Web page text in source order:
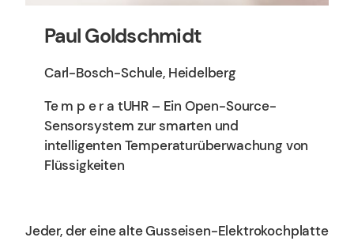
Paul Goldschmidt
Carl-Bosch-Schule, Heidelberg
Te m p e r a tUHR – Ein Open-Source-
Sensorsystem zur smarten und
intelligenten Temperaturüberwachung von
Flüssigkeiten
Jeder, der eine alte Gusseisen-Elektrokochplatte